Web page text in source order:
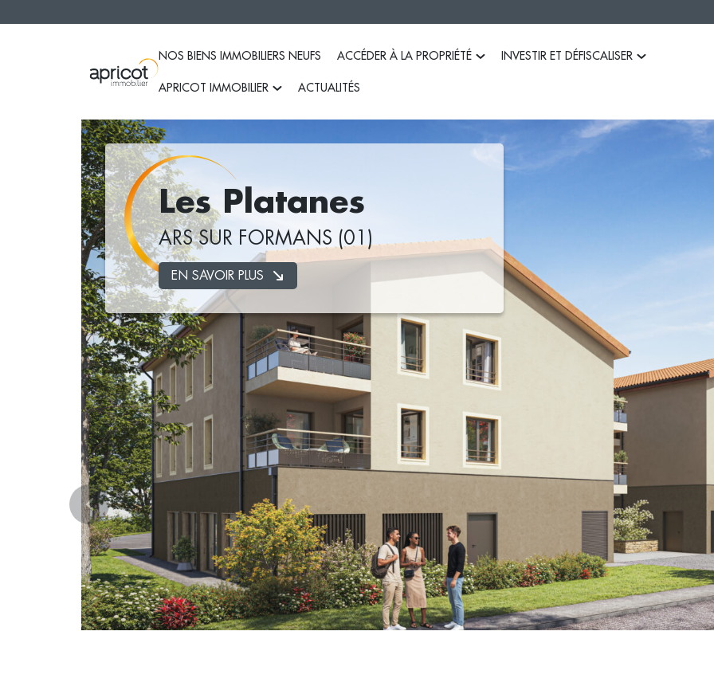
NOS BIENS IMMOBILIERS NEUFS ACCÉDER À LA PROPRIÉTÉ
Les avantages d’acheter dans le neuf
Les aides pour acheter dans le neuf
Capacité d’emprunt
INVESTIR ET DÉFISCALISER
La défiscalisation Pinel
APRICOT IMMOBILIER ACTUALITÉS
Les Platanes
ARS SUR FORMANS (01)
EN SAVOIR PLUS